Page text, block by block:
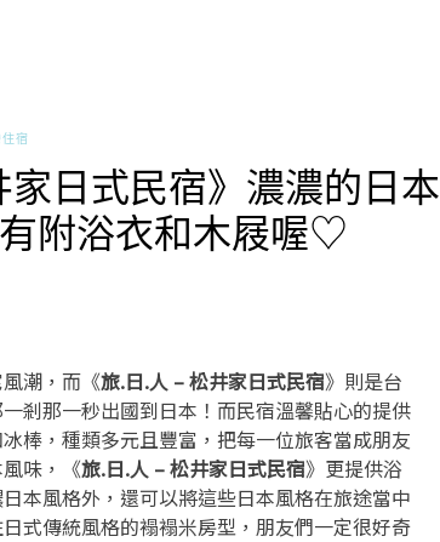
宿
日式民宿》濃濃的日本
附浴衣和木屐喔♡
潮，而《旅.日.人 – 松井家日式民宿》則是台
剎那一秒出國到日本！而民宿溫馨貼心的提供
棒，種類多元且豐富，把每一位旅客當成朋友
味，《旅.日.人 – 松井家日式民宿》更提供浴
本風格外，還可以將這些日本風格在旅途當中
式傳統風格的褟褟米房型，朋友們一定很好奇